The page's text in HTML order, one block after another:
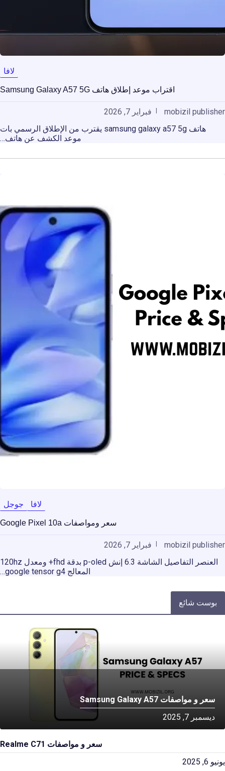
لافا
اقتراب موعد إطلاق هاتف Samsung Galaxy A57 5G
mobizil publisher
فبراير 7, 2026
هاتف samsung galaxy a57 5g يقترب من الإطلاق الرسمي بات
موعد الكشف عن هاتف…
لافا جوجل
سعر ومواصفات Google Pixel 10a
mobizil publisher
فبراير 7, 2026
العنصر التفاصيل الشاشة 6.3 إنش p-oled بدقة fhd+ ومعدل 120hz
المعالج google tensor g4…
بوست شائع
سعر و مواصفات Samsung Galaxy A57
ديسمبر 7, 2025
سعر و مواصفات Realme C71
يونيو 6, 2025